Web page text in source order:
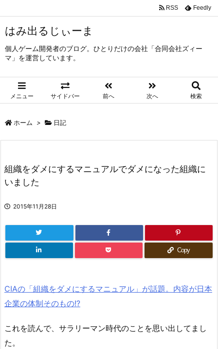
はみ出るじぃーま
個人ゲーム開発者のブログ。ひとりだけの会社「合同会社ズィー
マ」を運営しています。
メニュー サイドバー 前へ 次へ 検索
RSS Feedly
ホーム > 日記
組織をダメにするマニュアルでダメになった組織に
いました
2015年11月28日
Copy
CIAの「組織をダメにするマニュアル」が話題。内容が日本
企業の体制そのもの!?
これを読んで、サラリーマン時代のことを思い出してまし
た。